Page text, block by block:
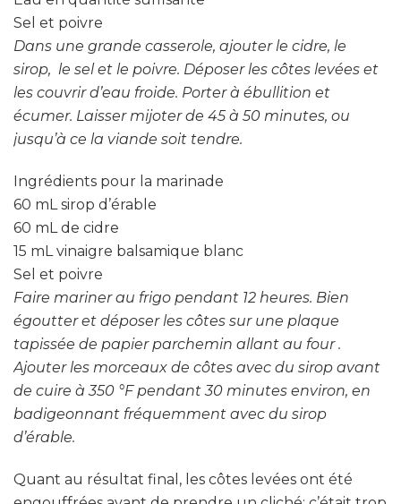
Sel et poivre
Dans une grande casserole, ajouter le cidre, le
sirop, le sel et le poivre. Déposer les côtes levées et
les couvrir d’eau froide. Porter à ébullition et
écumer. Laisser mijoter de 45 à 50 minutes, ou
jusqu’à ce la viande soit tendre.
Ingrédients pour la marinade
60 mL sirop d’érable
60 mL de cidre
15 mL vinaigre balsamique blanc
Sel et poivre
Faire mariner au frigo pendant 12 heures. Bien
égoutter et déposer les côtes sur une plaque
tapissée de papier parchemin allant au four .
Ajouter les morceaux de côtes avec du sirop avant
de cuire à 350 °F pendant 30 minutes environ, en
badigeonnant fréquemment avec du sirop
d’érable.
Quant au résultat final, les côtes levées ont été